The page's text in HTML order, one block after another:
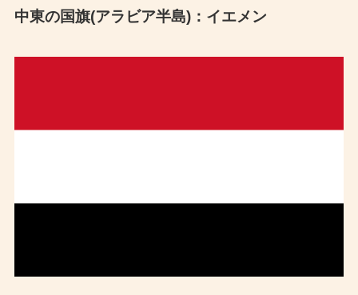
中東の国旗(アラビア半島)：イエメン